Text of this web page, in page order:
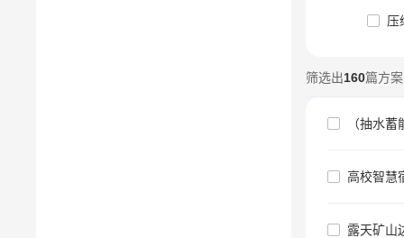
压
筛选出160篇方
（抽水
高校智慧
露天矿山